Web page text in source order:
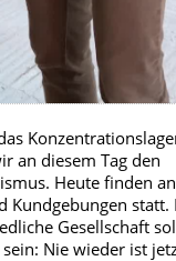
an diesem Tag den
Heute finden an
Kundgebungen statt.
Gesellschaft
Nie wieder ist